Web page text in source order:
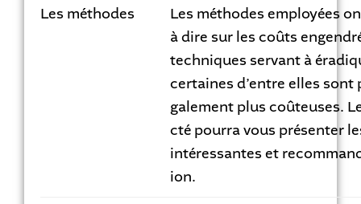
Les méthodes
Les méthodes employées
à dire sur les coûts
techniques servant à
certaines d’entre elles sont
galement plus coûteuses.
cté pourra vous présenter
intéressantes et
ion.